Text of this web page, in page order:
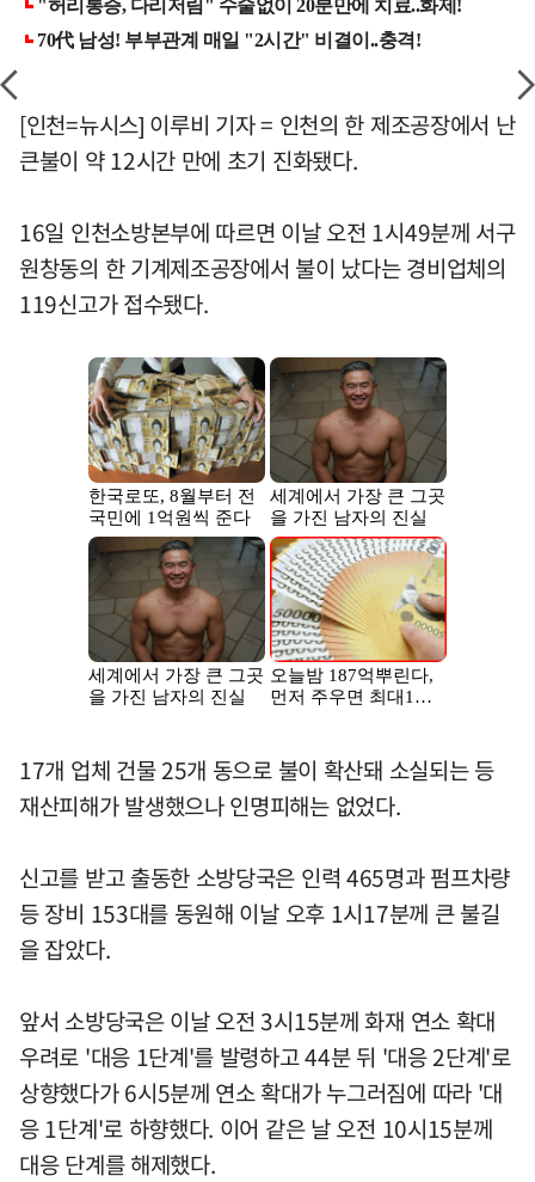
[인천=뉴시스] 이루비 기자 = 인천의 한 제조공장에서 난
큰불이 약 12시간 만에 초기 진화됐다.
16일 인천소방본부에 따르면 이날 오전 1시49분께 서구
원창동의 한 기계제조공장에서 불이 났다는 경비업체의
119신고가 접수됐다.
17개 업체 건물 25개 동으로 불이 확산돼 소실되는 등
재산피해가 발생했으나 인명피해는 없었다.
신고를 받고 출동한 소방당국은 인력 465명과 펌프차량
등 장비 153대를 동원해 이날 오후 1시17분께 큰 불길
을 잡았다.
앞서 소방당국은 이날 오전 3시15분께 화재 연소 확대
우려로 '대응 1단계'를 발령하고 44분 뒤 '대응 2단계'로
상향했다가 6시5분께 연소 확대가 누그러짐에 따라 '대
응 1단계'로 하향했다. 이어 같은 날 오전 10시15분께
대응 단계를 해제했다.